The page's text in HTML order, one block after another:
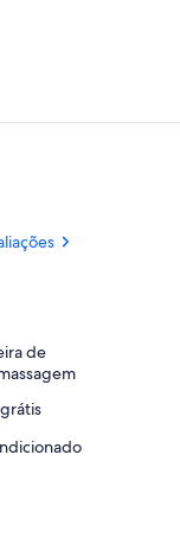
de